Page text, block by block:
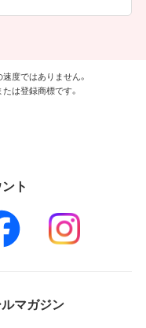
度ではありません。
は登録商標です。
ト
マガジン